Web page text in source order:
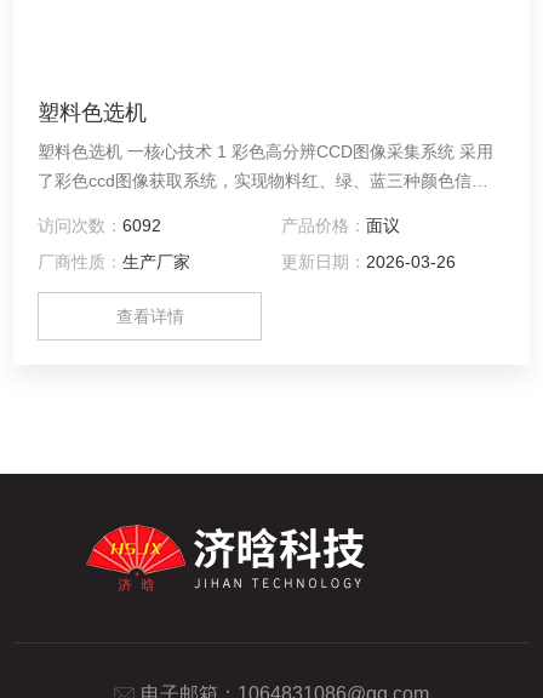
塑料色选机
塑料色选机 一核心技术 1 彩色高分辨CCD图像采集系统 采用
了彩色ccd图像获取系统，实现物料红、绿、蓝三种颜色信息
实，更符合要求； Z高分辨率高达0.15mm，精确识别原料细
小的瑕疵和斑点，高精度的镜头保证图像清晰准确。 2 灵活可
变的光源配置 带散热的led照明系统, 寿命长、能耗低、性能
好。 不同的原料, 需要不同的光谱照
访问次数：6092 产品价格： 面议
厂商性质：生产厂家 更新日期： 2026-03-26
查看详情
电子邮箱： 1064831086@qq.com